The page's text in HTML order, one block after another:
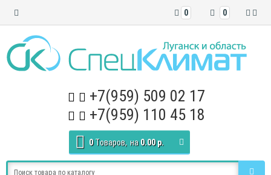
0
0
+7(959) 509 02 17
+7(959) 110 45 18
0 Tоваров, на 0.00 р.